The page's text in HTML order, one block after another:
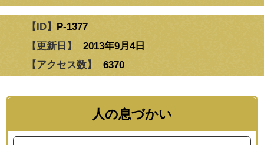
【ID】 P-1377
【更新日】
2013年9月4日
【アクセス数】
6370
人の息づかい